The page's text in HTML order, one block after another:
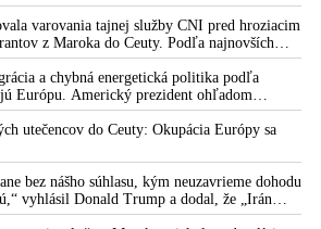
varovania tajnej služby CNI pred hroziacim
z Maroka do Ceuty. Podľa najnovších
exklávy na severe Afriky vyše 70-
a chybná energetická politika podľa
Európu. Americký prezident ohľadom
vyhlásil, že armáda USA bola na jeho
„najväčší útok od druhej svetovej vojny“
utečencov do Ceuty: Okupácia Európy sa
bez nášho súhlasu, kým neuzavrieme dohodu
vyhlásil Donald Trump a dodal, že „Irán
zbraň!“